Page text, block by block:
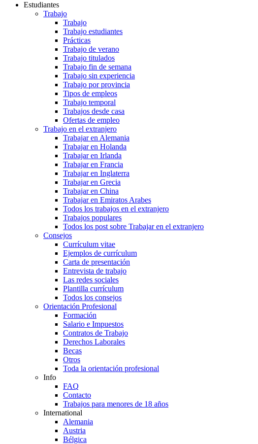
Estudiantes
Trabajo
Trabajo
Trabajo estudiantes
Prácticas
Trabajo de verano
Trabajo titulados
Trabajo fin de semana
Trabajo sin experiencia
Trabajo por provincia
Tipos de empleos
Trabajo temporal
Trabajos desde casa
Ofertas de empleo
Trabajo en el extranjero
Trabajar en Alemania
Trabajar en Holanda
Trabajar en Irlanda
Trabajar en Francia
Trabajar en Inglaterra
Trabajar en Grecia
Trabajar en China
Trabajar en Emiratos Arabes
Todos los trabajos en el extranjero
Trabajos populares
Todos los post sobre Trabajar en el extranjero
Consejos
Currículum vitae
Ejemplos de currículum
Carta de presentación
Entrevista de trabajo
Las redes sociales
Plantilla currículum
Todos los consejos
Orientación Profesional
Formación
Salario e Impuestos
Contratos de Trabajo
Derechos Laborales
Becas
Otros
Toda la orientación profesional
Info
FAQ
Contacto
Trabajos para menores de 18 años
International
Alemania
Austria
Bélgica